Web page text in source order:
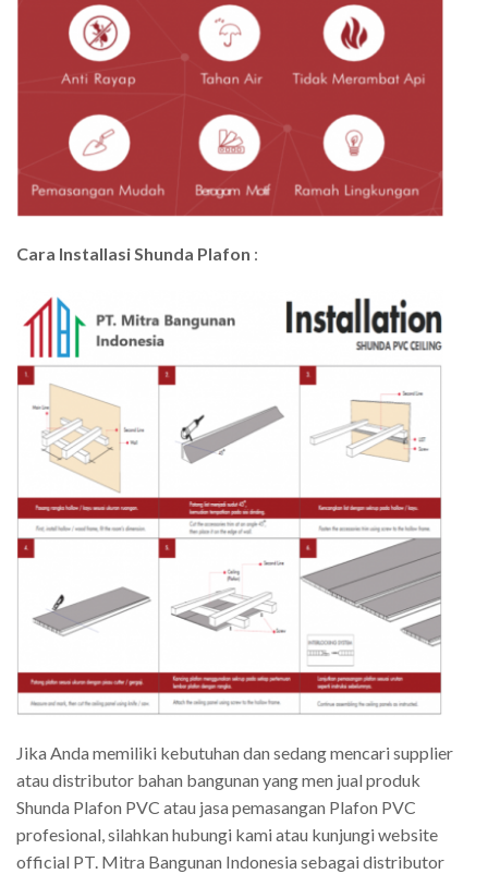
Cara Installasi Shunda Plafon :
Jika Anda memiliki kebutuhan dan sedang mencari supplier
atau distributor bahan bangunan yang men jual produk
Shunda Plafon PVC atau jasa pemasangan Plafon PVC
profesional, silahkan hubungi kami atau kunjungi website
official PT. Mitra Bangunan Indonesia sebagai distributor